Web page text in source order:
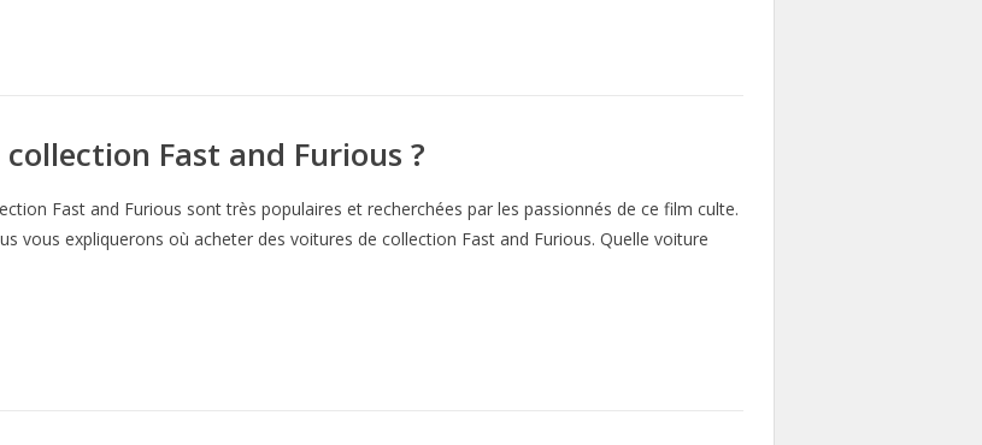
Fast and Furious ?
Fast and Furious sont très populaires et recherchées par les passionnés de ce film culte.
vous expliquerons où acheter des voitures de collection Fast and Furious. Quelle voiture